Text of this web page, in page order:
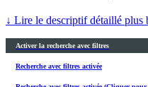
↓ Lire le descriptif détaillé plus
Activer la recherche avec filtres
Recherche avec filtres activée